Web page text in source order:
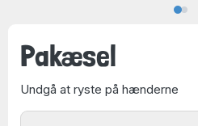
Pakæsel
Undgå at ryste på hænderne